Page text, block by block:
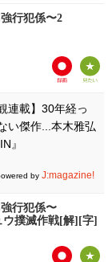
強行犯係〜2
連載】30年経っ
い傑作...本木雅弘
』
by J:magazine!
行犯係〜
撲滅作戦[解][字]